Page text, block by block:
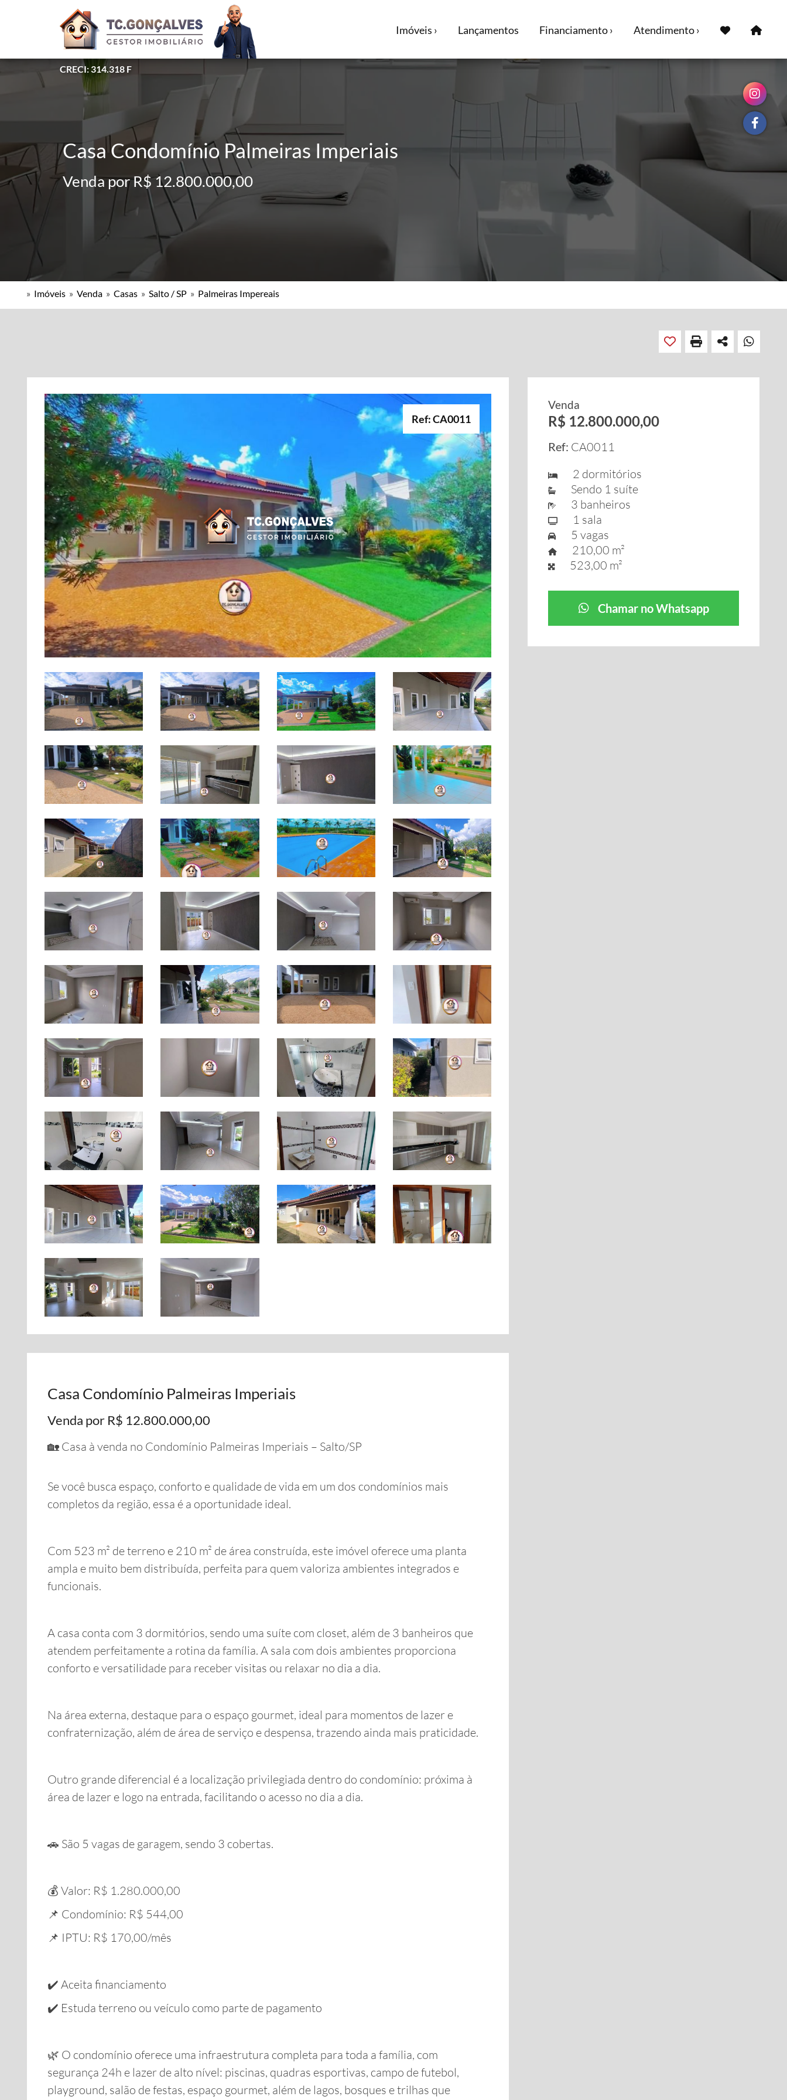
CRECI: 314.318 F
Imóveis › Lançamentos Financiamento › Atendimento ›
Casa Condomínio Palmeiras Imperiais
Venda por R$ 12.800.000,00
» Imóveis » Venda » Casas » Salto / SP » Palmeiras Impereais
Ref: CA0011
Casa Condomínio Palmeiras Imperiais
Venda por R$ 12.800.000,00
🏡 Casa à venda no Condomínio Palmeiras Imperiais – Salto/SP
Se você busca espaço, conforto e qualidade de vida em um dos condomínios mais
completos da região, essa é a oportunidade ideal.
Com 523 m² de terreno e 210 m² de área construída, este imóvel oferece uma planta
ampla e muito bem distribuída, perfeita para quem valoriza ambientes integrados e
funcionais.
A casa conta com 3 dormitórios, sendo uma suíte com closet, além de 3 banheiros que
atendem perfeitamente a rotina da família. A sala com dois ambientes proporciona
conforto e versatilidade para receber visitas ou relaxar no dia a dia.
Na área externa, destaque para o espaço gourmet, ideal para momentos de lazer e
confraternização, além de área de serviço e despensa, trazendo ainda mais praticidade.
Outro grande diferencial é a localização privilegiada dentro do condomínio: próxima à
área de lazer e logo na entrada, facilitando o acesso no dia a dia.
🚗 São 5 vagas de garagem, sendo 3 cobertas.
💰 Valor: R$ 1.280.000,00
📌 Condomínio: R$ 544,00
📌 IPTU: R$ 170,00/mês
✔️ Aceita financiamento
✔️ Estuda terreno ou veículo como parte de pagamento
🌿 O condomínio oferece uma infraestrutura completa para toda a família, com
segurança 24h e lazer de alto nível: piscinas, quadras esportivas, campo de futebol,
playground, salão de festas, espaço gourmet, além de lagos, bosques e trilhas que
Venda
R$ 12.800.000,00
Ref: CA0011
2 dormitórios
Sendo 1 suíte
3 banheiros
1 sala
5 vagas
210,00 m²
523,00 m²
Chamar no Whatsapp